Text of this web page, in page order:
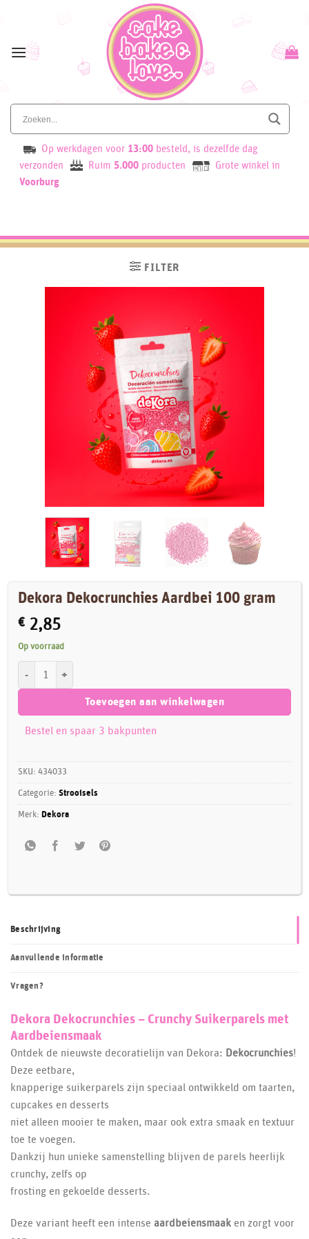
content
Op werkdagen voor 13:00 besteld, is dezelfde dag
verzonden
Ruim 5.000 producten
Grote winkel in
Voorburg
FILTER
Dekora Dekocrunchies Aardbei 100 gram
€ 2,85
Op voorraad
Toevoegen aan winkelwagen
Bestel en spaar 3 bakpunten
SKU:434033
Categorie:Strooisels
Merk: Dekora
Beschrijving
Aanvullende informatie
Vragen?
Dekora Dekocrunchies – Crunchy Suikerparels met
Aardbeiensmaak
Ontdek de nieuwste decoratielijn van Dekora: Dekocrunchies!
Deze eetbare,
knapperige suikerparels zijn speciaal ontwikkeld om taarten,
cupcakes en desserts
niet alleen mooier te maken, maar ook extra smaak en textuur
toe te voegen.
Dankzij hun unieke samenstelling blijven de parels heerlijk
crunchy, zelfs op
frosting en gekoelde desserts.
Deze variant heeft een intense aardbeiensmaak en zorgt voor